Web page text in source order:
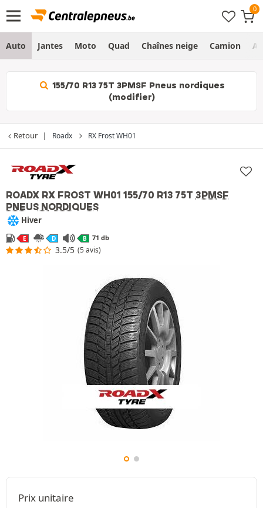
Auto Jantes Moto Quad Chaînes neige Camion
155/70 R13 75T 3PMSF Pneus nordiques
(modifier)
Retour Roadx RX Frost WH01
ROADX RX FROST WH01 155/70 R13 75T 3PMSF
PNEUS NORDIQUES
Hiver
E D B 71 db
3.5/5 (5 avis)
Prix unitaire